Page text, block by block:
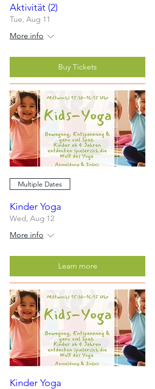
Aktivität (2)
Tue, Aug 11
More info
Buy Tickets
Multiple Dates
Kinder Yoga
Wed, Aug 12
More info
Learn more
Kinder Yoga